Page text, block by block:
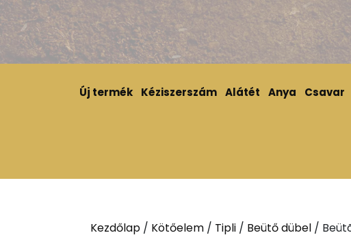
Új termék Kéziszerszám Alátét Anya Csavar
Kezdőlap / Kötőelem / Tipli / Beütő dübel /